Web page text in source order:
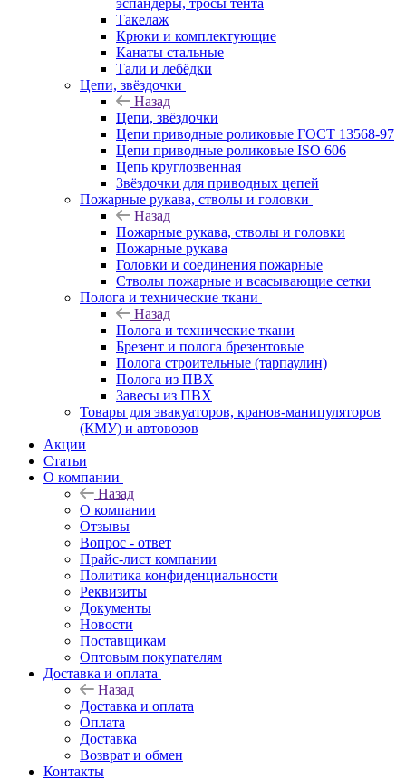
эспандеры, тросы тента
Такелаж
Крюки и комплектующие
Канаты стальные
Тали и лебёдки
Цепи, звёздочки
Назад
Цепи, звёздочки
Цепи приводные роликовые ГОСТ 13568-97
Цепи приводные роликовые ISO 606
Цепь круглозвенная
Звёздочки для приводных цепей
Пожарные рукава, стволы и головки
Назад
Пожарные рукава, стволы и головки
Пожарные рукава
Головки и соединения пожарные
Стволы пожарные и всасывающие сетки
Полога и технические ткани
Назад
Полога и технические ткани
Брезент и полога брезентовые
Полога строительные (тарпаулин)
Полога из ПВХ
Завесы из ПВХ
Товары для эвакуаторов, кранов-манипуляторов
(КМУ) и автовозов
Акции
Статьи
О компании
Назад
О компании
Отзывы
Вопрос - ответ
Прайс-лист компании
Политика конфиденциальности
Реквизиты
Документы
Новости
Поставщикам
Оптовым покупателям
Доставка и оплата
Назад
Доставка и оплата
Оплата
Доставка
Возврат и обмен
Контакты